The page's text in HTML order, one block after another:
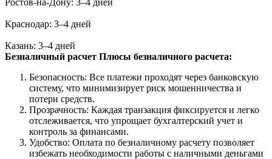
Краснодар: 3–4 дней
Казань: 3–4 дней
Безналичный расчет Плюсы безналичного расчета:
Безопасность: Все платежи проходят через банковскую
систему, что минимизирует риск мошенничества и
потери средств.
Прозрачность: Каждая транзакция фиксируется и легко
отслеживается, что упрощает бухгалтерский учет и
контроль за финансами.
Удобство: Оплата по безналичному расчету позволяет
избежать необходимости работы с наличными деньгами